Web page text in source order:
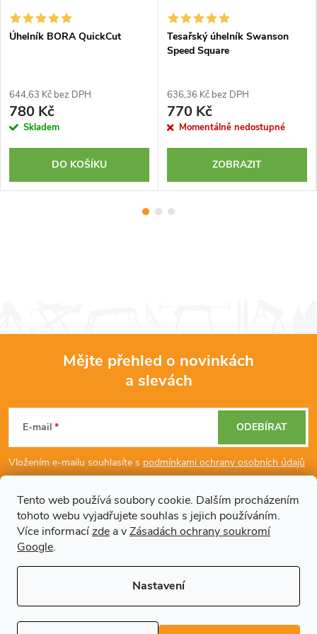
Tento web používá soubory cookie. Dalším procházením
tohoto webu vyjadřujete souhlas s jejich používáním.
Více informacízde a vZásadách ochrany soukromí
Google.
Nastavení
Úhelník BORA QuickCut
644,63 Kč bez DPH
780 Kč
Skladem
DO KOŠÍKU
Tesařský úhelník Swanson
Speed Square
636,36 Kč bez DPH
770 Kč
Momentálně nedostupné
ZOBRAZIT
p
Mějte přehled o novinkách
a slevách
E-mail
Vložením e-mailu souhlasíte s podmínkami ochrany osobních údajů
ODEBÍRAT
Dodatečné informace
Copyright 2026Regals.cz. Všechna práva vyhrazena.Upravit nastavení
cookies